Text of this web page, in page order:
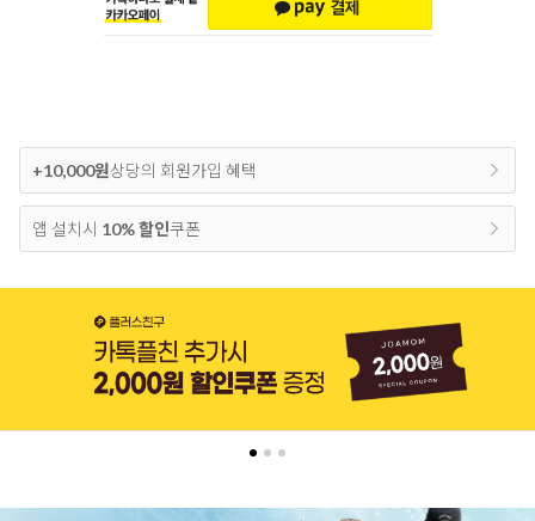
+10,000원상당의 회원가입 혜택
앱 설치시 10% 할인쿠폰